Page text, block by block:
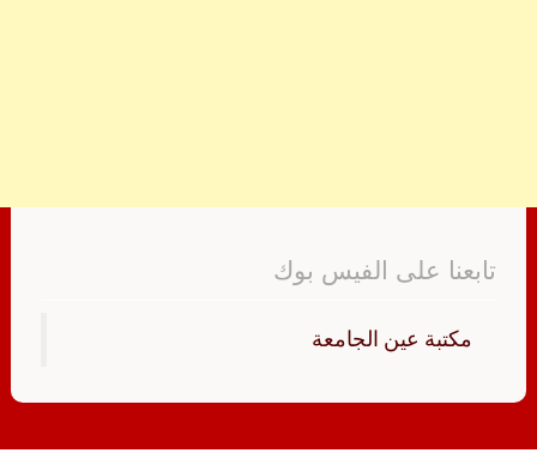
تابعنا على الفيس بوك
‏مكتبة عين الجامعة‏